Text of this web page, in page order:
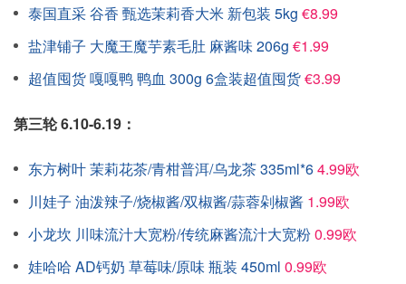
泰国直采 谷香 甄选茉莉香大米 新包装 5kg €8.99
盐津铺子 大魔王魔芋素毛肚 麻酱味 206g €1.99
超值囤货 嘎嘎鸭 鸭血 300g 6盒装超值囤货€3.99
第三轮 6.10-6.19：
东方树叶 茉莉花茶/青柑普洱/乌龙茶 335ml*64.99欧
川娃子 油泼辣子/烧椒酱/双椒酱/蒜蓉剁椒酱 1.99欧
小龙坎 川味流汁大宽粉/传统麻酱流汁大宽粉0.99欧
娃哈哈 AD钙奶 草莓味/原味 瓶装 450ml 0.99欧